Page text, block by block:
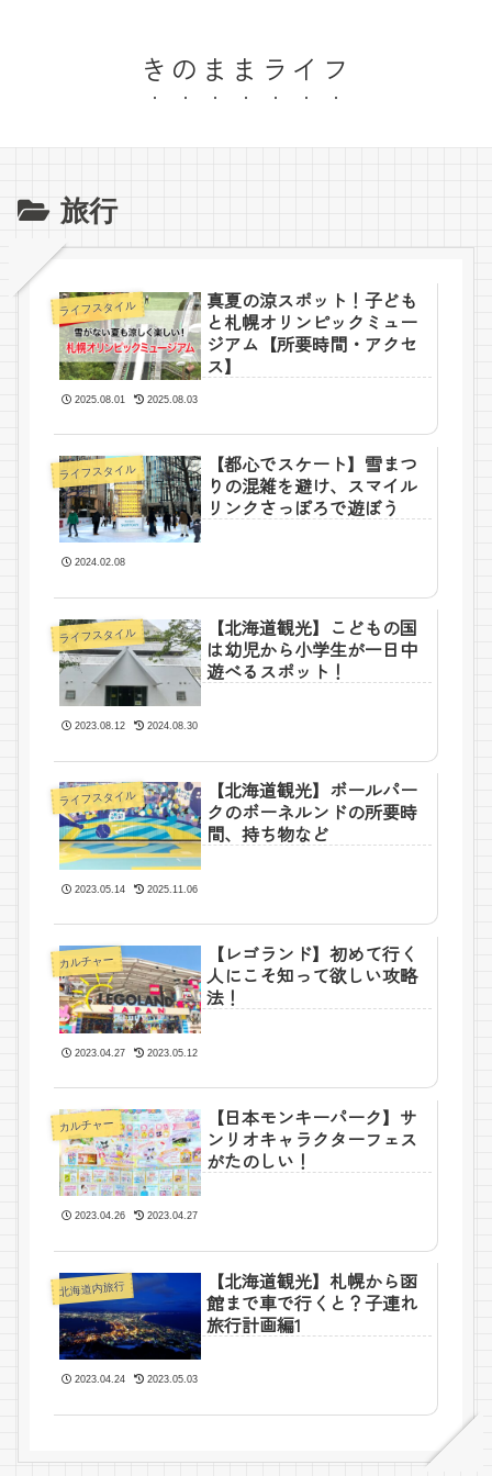
きのままライフ
旅行
ライフスタイル
真夏の涼スポット！子ども
と札幌オリンピックミュー
ジアム【所要時間・アクセ
ス】
2025.08.01 2025.08.03
ライフスタイル
【都心でスケート】雪まつ
りの混雑を避け、スマイル
リンクさっぽろで遊ぼう
2024.02.08
ライフスタイル
【北海道観光】こどもの国
は幼児から小学生が一日中
遊べるスポット！
2023.08.12 2024.08.30
ライフスタイル
【北海道観光】ボールパー
クのボーネルンドの所要時
間、持ち物など
2023.05.14 2025.11.06
カルチャー
【レゴランド】初めて行く
人にこそ知って欲しい攻略
法！
2023.04.27 2023.05.12
カルチャー
【日本モンキーパーク】サ
ンリオキャラクターフェス
がたのしい！
2023.04.26 2023.04.27
北海道内旅行
【北海道観光】札幌から函
館まで車で行くと？子連れ
旅行計画編1
2023.04.24 2023.05.03